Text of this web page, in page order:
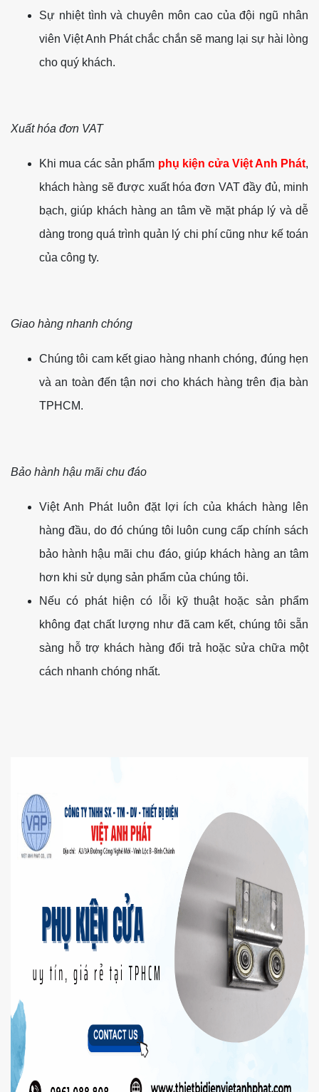
Sự nhiệt tình và chuyên môn cao của đội ngũ nhân
viên Việt Anh Phát chắc chắn sẽ mang lại sự hài lòng
cho quý khách.
Xuất hóa đơn VAT
Khi mua các sản phẩm phụ kiện cửa Việt Anh Phát,
khách hàng sẽ được xuất hóa đơn VAT đầy đủ, minh
bạch, giúp khách hàng an tâm về mặt pháp lý và dễ
dàng trong quá trình quản lý chi phí cũng như kế toán
của công ty.
Giao hàng nhanh chóng
Chúng tôi cam kết giao hàng nhanh chóng, đúng hẹn
và an toàn đến tận nơi cho khách hàng trên địa bàn
TPHCM.
Bảo hành hậu mãi chu đáo
Việt Anh Phát luôn đặt lợi ích của khách hàng lên
hàng đầu, do đó chúng tôi luôn cung cấp chính sách
bảo hành hậu mãi chu đáo, giúp khách hàng an tâm
hơn khi sử dụng sản phẩm của chúng tôi.
Nếu có phát hiện có lỗi kỹ thuật hoặc sản phẩm
không đạt chất lượng như đã cam kết, chúng tôi sẵn
sàng hỗ trợ khách hàng đổi trả hoặc sửa chữa một
cách nhanh chóng nhất.